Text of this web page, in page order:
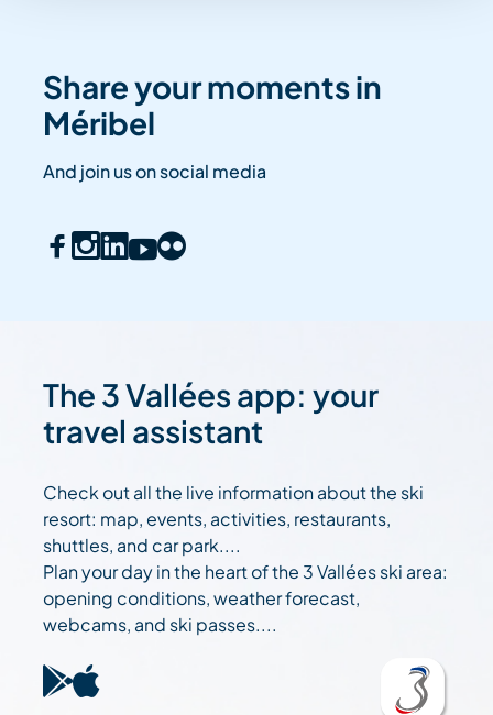
Share your moments in
Méribel
And join us on social media
The 3 Vallées app: your
travel assistant
Check out all the live information about the ski
resort: map, events, activities, restaurants,
shuttles, and car park....
Plan your day in the heart of the 3 Vallées ski area:
opening conditions, weather forecast,
webcams, and ski passes....